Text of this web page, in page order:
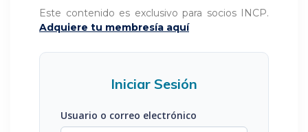
Este contenido es exclusivo para socios INCP.
Adquiere tu membresía aquí
Iniciar Sesión
Usuario o correo electrónico